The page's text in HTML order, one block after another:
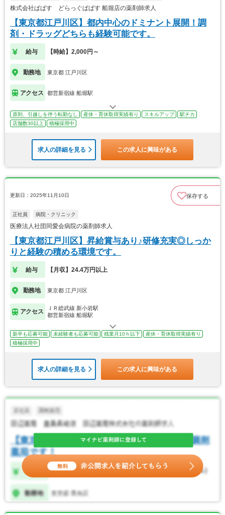
株式会社ぱぱす どらっぐぱぱす 船堀店の薬剤師求人
【東京都江戸川区】都内中心のドミナント展開！調
剤・ドラッグどちらも経験可能です。
給与 【時給】2,000円～
勤務地 東京都 江戸川区
アクセス 都営新宿線 船堀駅
原則、引越しを伴う転勤なし 産休・育休取得実績有り スキルアップ
駅チカ
店舗数30以上
積極採用中
求人の詳細を見る この求人に興味がある
更新日：2025年11月10日 保存する
正社員 病院・クリニック
医療法人社団同愛会病院の薬剤師求人
【東京都江戸川区】昇給賞与あり♪研修充実◎しっか
りと経験の積める環境です。
給与 【月収】24.4万円以上
勤務地 東京都 江戸川区
アクセス
ＪＲ総武線 新小岩駅
都営新宿線 船堀駅
新卒も応募可能 未経験者も応募可能 残業月10ｈ以下
産休・育休取得実績有り
積極採用中
求人の詳細を見る この求人に興味がある